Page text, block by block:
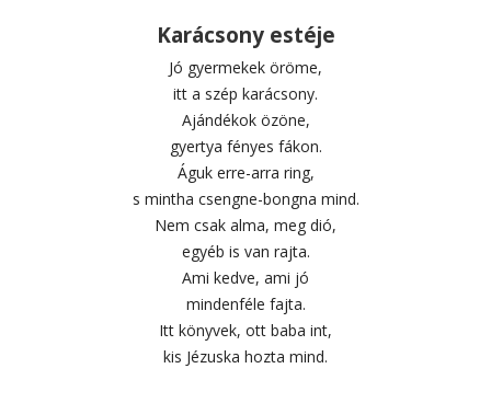
Karácsony estéje
Jó gyermekek öröme,
itt a szép karácsony.
Ajándékok özöne,
gyertya fényes fákon.
Águk erre-arra ring,
s mintha csengne-bongna mind.
Nem csak alma, meg dió,
egyéb is van rajta.
Ami kedve, ami jó
mindenféle fajta.
Itt könyvek, ott baba int,
kis Jézuska hozta mind.